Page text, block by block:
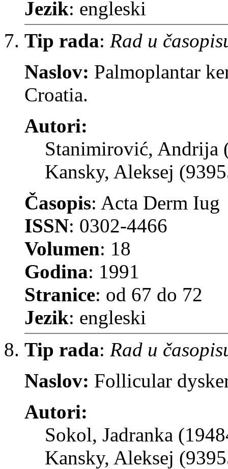
Jezik: engleski
Tip rada: Rad u
Naslov: Palmoplantar
Croatia.
Autori:
Stanimirović, Andrija
Kansky, Aleksej
Časopis: Acta Derm Iug
ISSN: 0302-4466
Volumen: 18
Godina: 1991
Stranice: od 67 do 72
Jezik: engleski
Tip rada: Rad u
Naslov: Follicular
Autori:
Sokol, Jadranka
Kansky, Aleksej